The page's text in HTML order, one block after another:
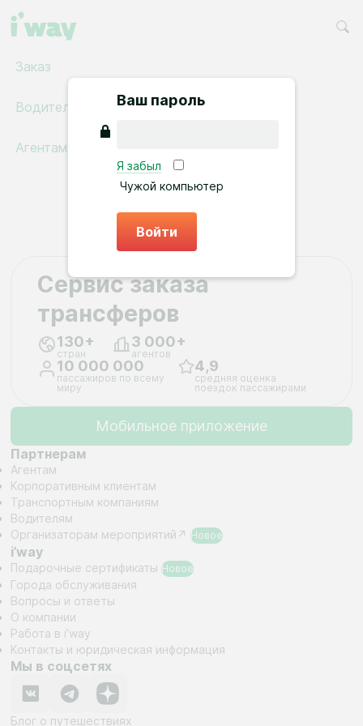
Ваш пароль
Я забыл
Чужой компьютер
Войти
Заказ
Водителям
Агентам
Сервис заказа
трансферов
130+
стран
3 ​000+
агентов
10 ​000 ​000
пассажиров по всему
миру
4,9
средняя оценка
поездок пассажирами
Мобильное приложение
Партнерам
Агентам
Корпоративным клиентам
Транспортным компаниям
Водителям
Организаторам мероприятий↗ Новое
i’way
Подарочные сертификаты Новое
Города обслуживания
Вопросы и ответы
О компании
Работа в i’way
Контакты и юридическая информация
Мы в соцсетях
Блог о путешествиях